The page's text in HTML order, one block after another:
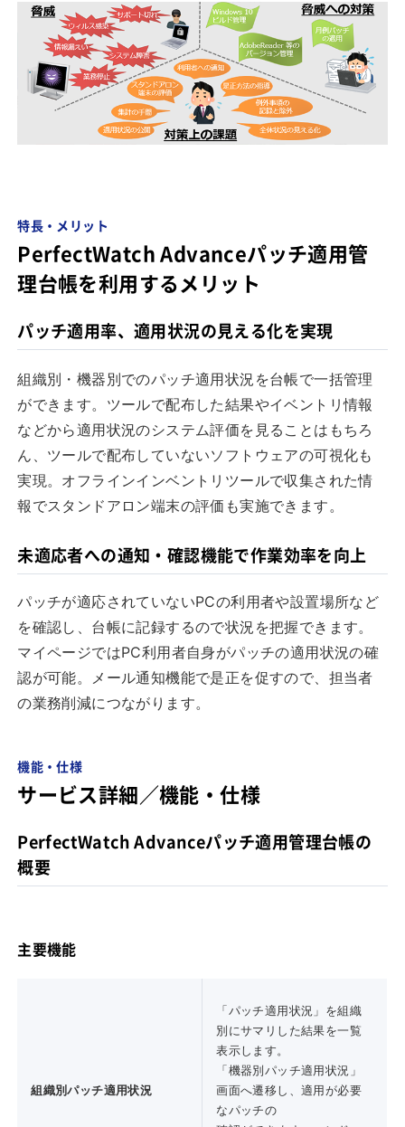
特長・メリット
PerfectWatch Advanceパッチ適用管
理台帳を利用するメリット
パッチ適用率、適用状況の見える化を実現
組織別・機器別でのパッチ適用状況を台帳で一括管理
ができます。ツールで配布した結果やイベントリ情報
などから適用状況のシステム評価を見ることはもちろ
ん、ツールで配布していないソフトウェアの可視化も
実現。オフラインインベントリツールで収集された情
報でスタンドアロン端末の評価も実施できます。
未適応者への通知・確認機能で作業効率を向上
パッチが適応されていないPCの利用者や設置場所など
を確認し、台帳に記録するので状況を把握できます。
マイページではPC利用者自身がパッチの適用状況の確
認が可能。メール通知機能で是正を促すので、担当者
の業務削減につながります。
機能・仕様
サービス詳細／機能・仕様
PerfectWatch Advanceパッチ適用管理台帳の
概要
主要機能
組織別パッチ適用状況
「パッチ適用状況」を組織
別にサマリした結果を一覧
表示します。
「機器別パッチ適用状況」
画面へ遷移し、適用が必要
なパッチの